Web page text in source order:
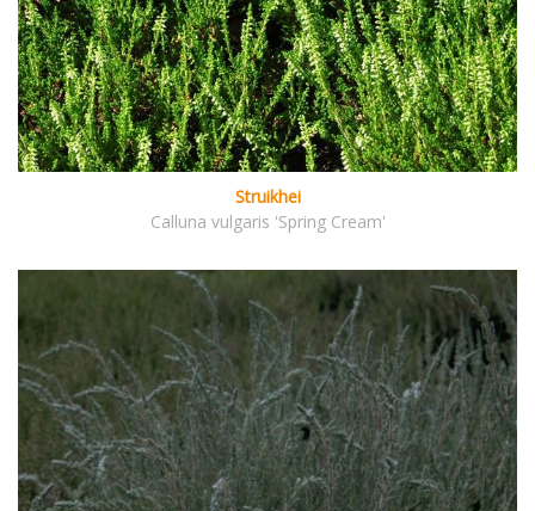
Struikhei
Calluna vulgaris 'Spring Cream'